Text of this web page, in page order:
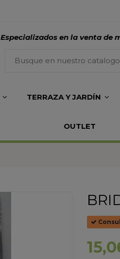
Especializados en la venta de
TERRAZA Y JARDÍN
OUTLET